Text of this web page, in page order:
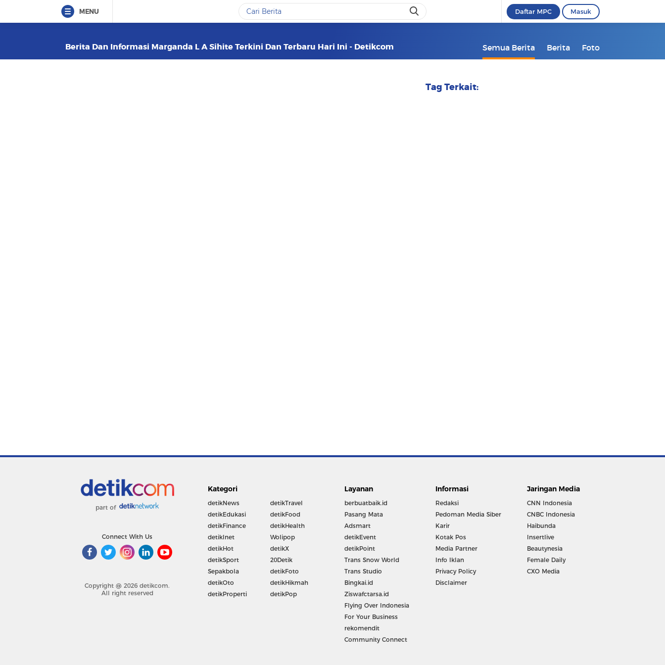
MENU Daftar MPC Masuk
Berita Dan Informasi Marganda L A Sihite Terkini Dan Terbaru Hari Ini - Detikcom Semua Berita Berita Foto
Tag Terkait:
part of
Connect With Us
Copyright @ 2026 detikcom.
All right reserved
Kategori
detikNews
detikEdukasi
detikFinance
detikInet
detikHot
detikSport
Sepakbola
detikOto
detikProperti
detikTravel
detikFood
detikHealth
Wolipop
detikX
20Detik
detikFoto
detikHikmah
detikPop
Layanan
berbuatbaik.id
Pasang Mata
Adsmart
detikEvent
detikPoint
Trans Snow World
Trans Studio
Bingkai.id
Ziswafctarsa.id
Flying Over Indonesia
For Your Business
rekomendit
Community Connect
Informasi
Redaksi
Pedoman Media Siber
Karir
Kotak Pos
Media Partner
Info Iklan
Privacy Policy
Disclaimer
Jaringan Media
CNN Indonesia
CNBC Indonesia
Haibunda
Insertlive
Beautynesia
Female Daily
CXO Media